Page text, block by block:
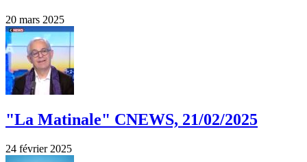
20 mars 2025
"La Matinale" CNEWS, 21/02/2025
24 février 2025